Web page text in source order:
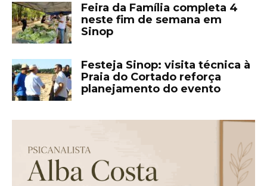
Feira da Família completa 4
neste fim de semana em
Sinop
Festeja Sinop: visita técnica à
Praia do Cortado reforça
planejamento do evento